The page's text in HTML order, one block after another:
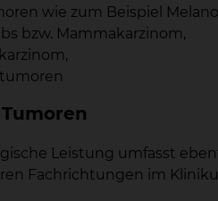
wie zum Beispiel
bzw. Mammakarzinom,
Leistung umfasst
Fachrichtungen im